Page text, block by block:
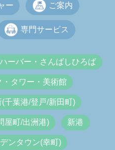
ー ご案内
専門サービス
ーバー・さんばしひろば
タワー・美術館
千葉港/登戸/新田町)
屋町/出洲港) 新港
ンタウン(幸町)